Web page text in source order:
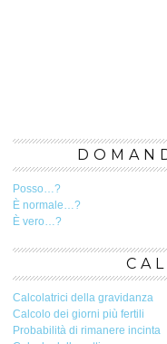
Posso…?
È normale…?
È vero…?
Calcolatrici della gravidanza
Calcolo dei giorni più fertili
Probabilità di rimanere incinta